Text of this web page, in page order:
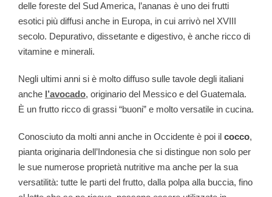
delle foreste del Sud America, l’ananas è uno dei frutti
esotici più diffusi anche in Europa, in cui arrivò nel XVIII
secolo. Depurativo, dissetante e digestivo, è anche ricco di
vitamine e minerali.
Negli ultimi anni si è molto diffuso sulle tavole degli italiani
anche l’avocado, originario del Messico e del Guatemala.
È un frutto ricco di grassi “buoni” e molto versatile in cucina.
Conosciuto da molti anni anche in Occidente è poi il cocco,
pianta originaria dell’Indonesia che si distingue non solo per
le sue numerose proprietà nutritive ma anche per la sua
versatilità: tutte le parti del frutto, dalla polpa alla buccia, fino